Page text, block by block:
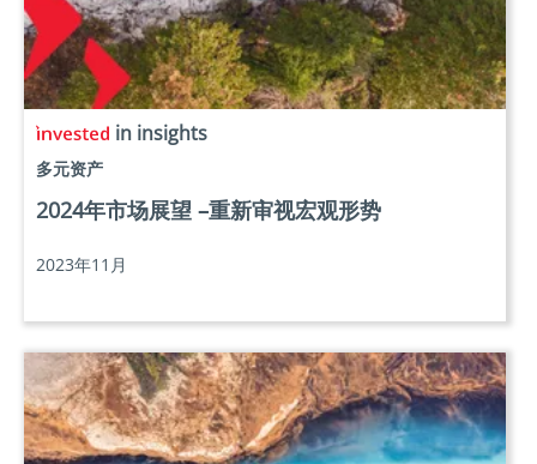
in insights
多元资产
2024年市场展望 –重新审视宏观形势
2023年11月